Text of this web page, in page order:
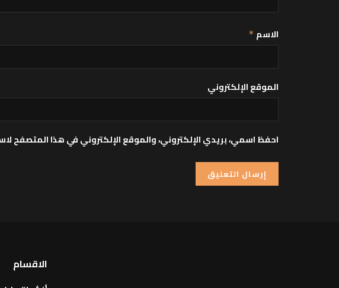
الاسم *
الموقع الإلكتروني
احفظ اسمي، بريدي الإلكتروني، والموقع الإلكتروني في هذا المتصفح
الاقسام